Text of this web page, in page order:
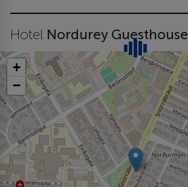
Hotel Nordurey Guesthouse
+
−